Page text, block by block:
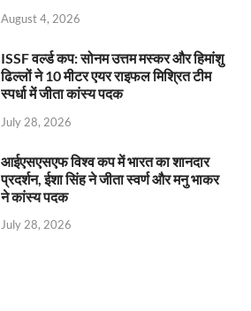
August 4, 2026
ISSF वर्ल्ड कप: सोनम उत्तम मस्कर और हिमांशु
ढिल्लों ने 10 मीटर एयर राइफल मिश्रित टीम
स्पर्धा में जीता कांस्य पदक
July 28, 2026
आईएसएसएफ विश्व कप में भारत का शानदार
प्रदर्शन, ईशा सिंह ने जीता स्वर्ण और मनु भाकर
ने कांस्य पदक
July 28, 2026